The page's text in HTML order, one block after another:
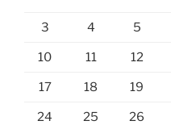
3 4 5
10 11 12
17 18 19
24 25 26